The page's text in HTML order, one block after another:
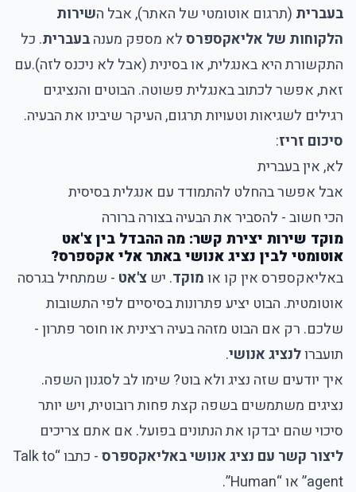
בעברית (תרגום אוטומטי של האתר), אבל השירות
הלקוחות של אליאקספרסלא מספק מענהבעברית. כל
התקשורת היא באנגלית, או בסינית (אבל לא ניכנס לזה).עם
זאת, אפשר לכתוב באנגלית פשוטה. הבוטים והנציגים
רגילים לשגיאות וטעויות תרגום, העיקר שיבינו את הבעיה.
סיכום זריז:
לא, אין בעברית
אבל אפשר בהחלט להתמודד עם אנגלית בסיסית
הכי חשוב - להסביר את הבעיה בצורה ברורה
מוקד שירות יצירת קשר: מה ההבדל בין צ'אט
אוטומטי לבין נציג אנושי באתר אלי אקספרס?
באליאקספרס אין קו אומוקד. יש צ'אט - שמתחיל בגרסה
אוטומטית. הבוט יציע פתרונות בסיסיים לפי התשובות
שלכם. רק אם הבוט מזהה בעיה רצינית או חוסר פתרון -
תועברולנציג אנושי.
איך יודעים שזה נציג ולא בוט? שימו לב לסגנון השפה.
נציגים משתמשים בשפה קצת פחות רובוטית, ויש יותר
סיכוי שהם יבדקו את הנתונים בפועל. אם אתם צריכים
ליצור קשר עם נציג אנושי באליאקספרס
- כתבו “Talk to
agent” או “Human”.